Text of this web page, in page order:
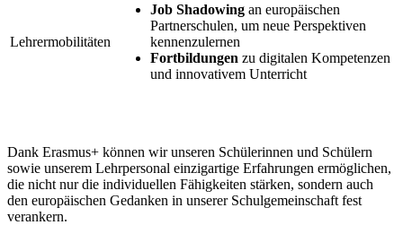
Lehrermobilitäten
Job Shadowing an europäischen
Partnerschulen, um neue Perspektiven
kennenzulernen
Fortbildungen zu digitalen Kompetenzen
und innovativem Unterricht
Dank Erasmus+ können wir unseren Schülerinnen und Schülern
sowie unserem Lehrpersonal einzigartige Erfahrungen ermöglichen,
die nicht nur die individuellen Fähigkeiten stärken, sondern auch
den europäischen Gedanken in unserer Schulgemeinschaft fest
verankern.